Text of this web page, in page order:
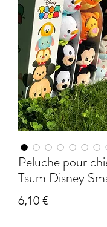
Peluche pour
Tsum Disney
6,10 €Prix